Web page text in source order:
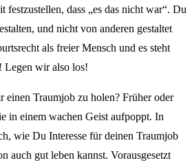
dass „es das nicht war“. Du
und nicht von anderen gestaltet
als freier Mensch und es steht
wir also los!
Traumjob zu holen? Früher oder
in einem wachen Geist aufpoppt. In
wie Du Interesse für deinen Traumjob
auch gut leben kannst. Vorausgesetzt